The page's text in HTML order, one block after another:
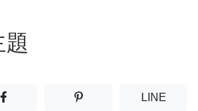
分享至facebook(另開新視窗)
分享至噗浪(另開新視窗)
LINE(另開